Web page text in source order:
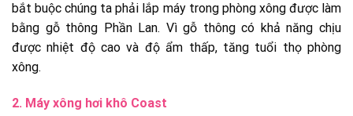
bắt buộc chúng ta phải lắp máy trong phòng xông được làm
bằng gỗ thông Phần Lan. Vì gỗ thông có khả năng chịu
được nhiệt độ cao và độ ẩm thấp, tăng tuổi thọ phòng
xông.
2. Máy xông hơi khô Coast